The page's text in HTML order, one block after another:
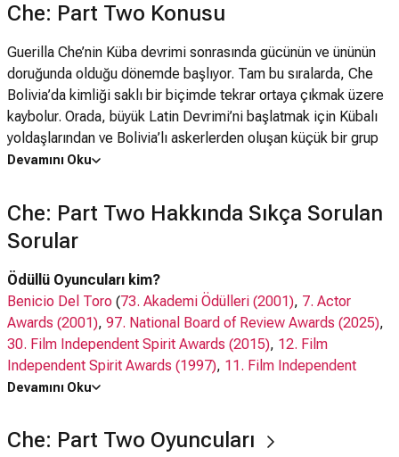
Che: Part Two Konusu
Guerilla Che’nin Küba devrimi sonrasında gücünün ve ününün
doruğunda olduğu dönemde başlıyor. Tam bu sıralarda, Che
Bolivia’da kimliği saklı bir biçimde tekrar ortaya çıkmak üzere
kaybolur. Orada, büyük Latin Devrimi’ni başlatmak için Kübalı
yoldaşlarından ve Bolivia’lı askerlerden oluşan küçük bir grup
organize eder. Bolivia mücadelesinin hikayesi, nihayetinde
fedakarlık, idealizm ve gerilla savaşı öyküsüdür. Bu hikaye
Che’nin nasıl hala tüm dünyadaki insanların kalbinde yaşattığı
bir idealizm ve kahramanlık sembolü olduğunu anlatıyor.
Devamını Oku
Che: Part Two Hakkında Sıkça Sorulan
Sorular
Ödüllü Oyuncuları kim?
Benicio Del Toro (73. Akademi Ödülleri (2001), 7. Actor
Awards (2001), 97. National Board of Review Awards (2025),
30. Film Independent Spirit Awards (2015), 12. Film
Independent Spirit Awards (1997), 11. Film Independent
Spirit Awards (1996)
(2005)
Devamını Oku
Che: Part Two Oyuncuları